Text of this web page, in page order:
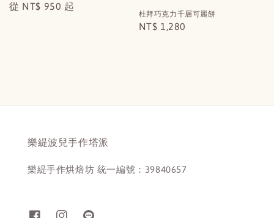
Regular
從 NT$ 950 起
杜拜巧克力千層可麗餅
Regular
NT$ 1,280
樂緹波兒手作塔派
樂緹手作烘焙坊 統一編號：39840657